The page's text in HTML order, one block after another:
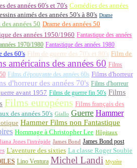
des années 60's et 70's Comédies des années
animés des années 50's à 80's Drame
années 50 Drame des années 50
des années 1950/1960 Fantastique des années
1970/1980 Fantastique des années 1980
des 60's Film de guerre des 70's et 80's Film de
américains des années 60 Films
Films d'épouvante des années 60s Films d'horreur
d'horreur des années 70's Films d'horreur
avant 1957 Films de guerre fin 50's Films
Films européens Films français des
des années 50's Giallo Guerre Hammer
Hammer Films non Fantastique
Hommage à Christopher Lee Hôpitaux
Jones l'intrépide James Bond James Bond post
L'aventure des sixties La classe Roger Soubie
Lino Ventura Michel Landi Mystère